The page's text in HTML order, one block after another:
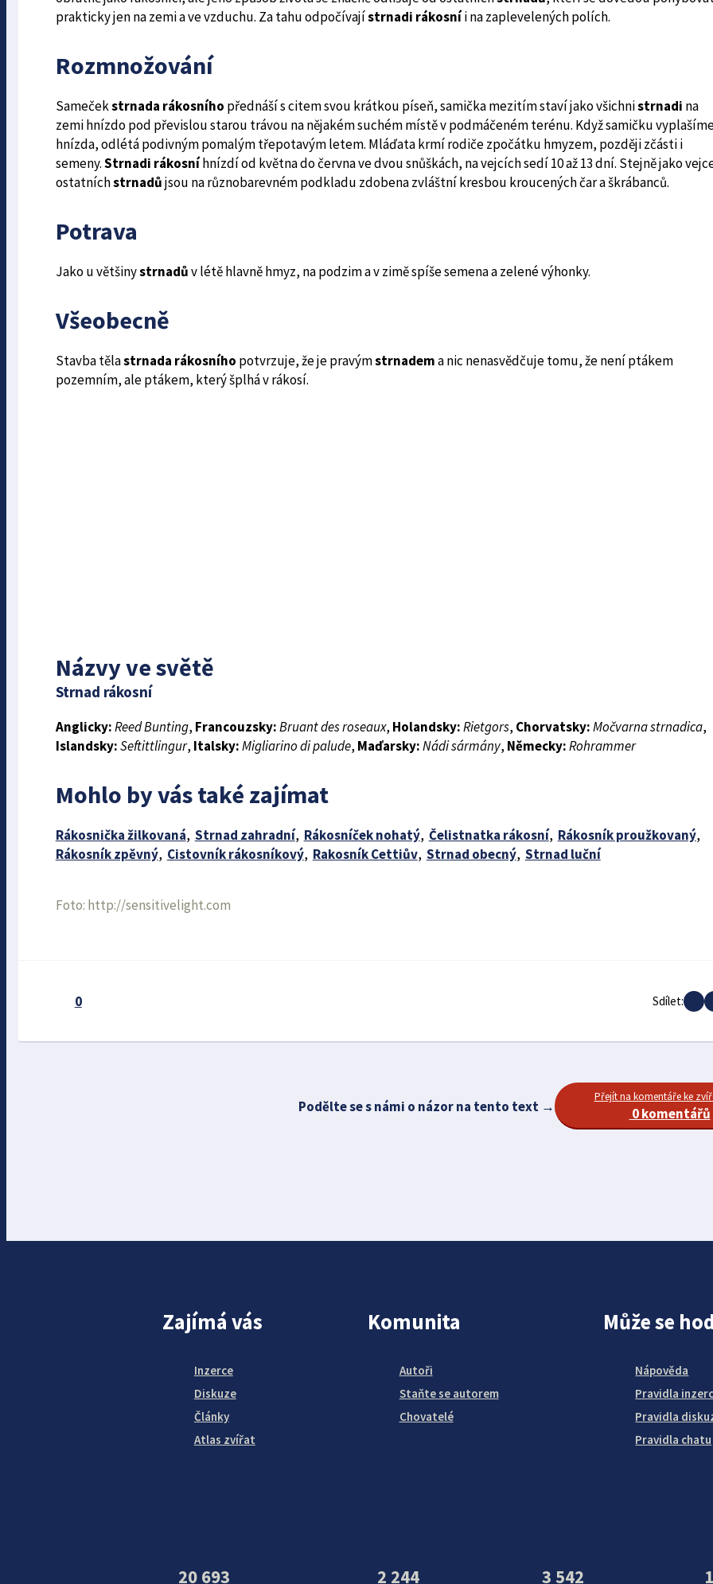
prakticky jen na zemi a ve vzduchu. Za tahu odpočívajístrnadi rákosníi na zaplevelených polích.
Rozmnožování
Samečekstrnada rákosního přednáší s citem svou krátkou píseň, samička mezitím staví jako všichnistrnadi na
zemi hnízdo pod převislou starou trávou na nějakém suchém místě v podmáčeném terénu. Když samičku
hnízda, odlétá podivným pomalým třepotavým letem. Mláďata krmí rodiče zpočátku hmyzem, později zčásti i
semeny.Strnadi rákosníhnízdí od května do června ve dvou snůškách, na vejcích sedí 10 až 13 dní. Stejně jako
ostatníchstrnadůjsou na různobarevném podkladu zdobena zvláštní kresbou kroucených čar a škrábanců.
Potrava
Jako u většinystrnadův létě hlavně hmyz, na podzim a v zimě spíše semena a zelené výhonky.
Všeobecně
Stavba tělastrnada rákosního potvrzuje, že je pravýmstrnadema nic nenasvědčuje tomu, že není ptákem
pozemním, ale ptákem, který šplhá v rákosí.
Názvy ve světě
Strnad rákosní
Anglicky:Reed Bunting, Francouzsky:Bruant des roseaux, Holandsky:Rietgors, Chorvatsky:Močvarna strnadica,
Islandsky:Seftittlingur, Italsky:Migliarino di palude, Maďarsky:Nádi sármány, Německy:Rohrammer
Mohlo by vás také zajímat
Rákosnička žilkovaná, Strnad zahradní, Rákosníček nohatý, Čelistnatka rákosní, Rákosník proužkovaný,
Rákosník zpěvný, Cistovník rákosníkový, Rakosník Cettiův, Strnad obecný, Strnad luční
Foto: http://sensitivelight.com
0 Sdílet:
Podělte se s námi o názor na tento text →
Přejít na komentáře ke
0 komentářů
Zajímá vás
Inzerce
Diskuze
Články
Atlas zvířat
Komunita
Autoři
Staňte se autorem
Chovatelé
Může se
Nápověda
Pravidla
Pravidla
Pravidla chatu
20 693 2 244 3 542